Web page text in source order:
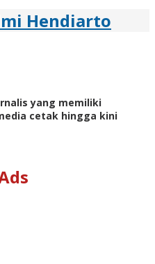
Hendiarto
yang memiliki
cetak hingga kini